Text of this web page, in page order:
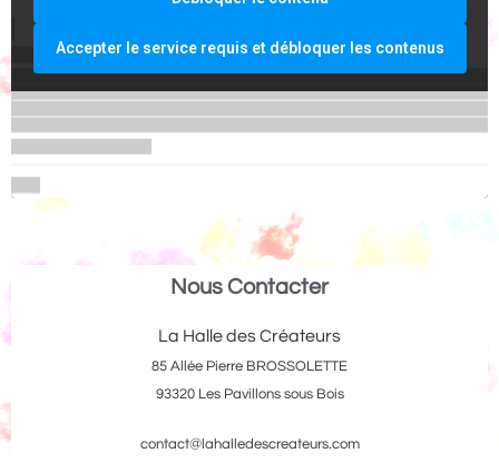
Accepter le service requis et débloquer les contenus
Nous Contacter
La Halle des Créateurs
85 Allée Pierre BROSSOLETTE
93320 Les Pavillons sous Bois
contact@lahalledescreateurs.com